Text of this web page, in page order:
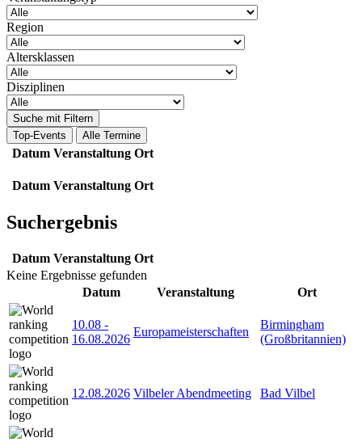
Region
Altersklassen
Disziplinen
Suche mit Filtern
Top-Events
Alle Termine
Datum Veranstaltung Ort
Datum Veranstaltung Ort
Suchergebnis
Datum Veranstaltung Ort
Keine Ergebnisse gefunden
Datum
Veranstaltung Ort
10.08 -
16.08.2026
Europameisterschaften
Birmingham
(Großbritannien)
12.08.2026 Vilbeler Abendmeeting Bad Vilbel